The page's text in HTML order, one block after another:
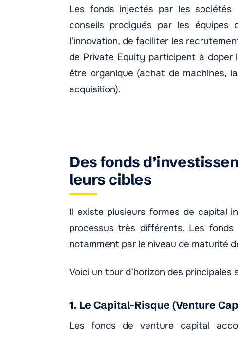
Les fonds injectés par les sociétés
conseils prodigués par les équipes
l’innovation, de faciliter les
de Private Equity participent à doper
être organique (achat de machines,
acquisition).
Des fonds
leurs cibles
Il existe plusieurs formes de capital
processus très différents. Les
notamment par le niveau de maturité
Voici un tour d’horizon des principales
1. Le Capital-Risque (Venture
Les fonds de venture capital